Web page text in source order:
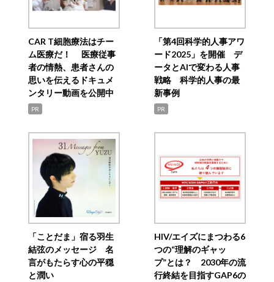
CAR T細胞療法はチー
ム医療だ！ 医療従事
者の情熱、患者さんの
思いを伝えるドキュメ
ンタリー動画を公開中
PR
「第4回科学的人事アワ
ード2025」を開催 デ
ータとAIで変わる人事
戦略 科学的人事の最
新事例
PR
「ことだま」宿る羽生
結弦のメッセージ 名
言がもたらす心の平穏
と潤い
HIV/エイズにまつわる6
つの“理解のギャッ
プ”とは？ 2030年の流
行終結を目指すGAP6の